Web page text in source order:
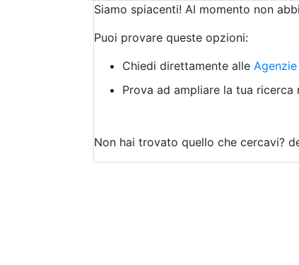
Siamo spiacenti! Al momento non
Puoi provare queste opzioni:
Chiedi direttamente alle
Prova ad ampliare la tua
Non hai trovato quello che cercavi?